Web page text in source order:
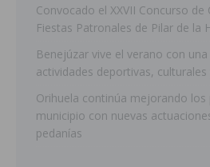
Convocado el XXVII Concurso de
Fiestas Patronales de Pilar de la
Benejúzar vive el verano con
actividades deportivas,
Orihuela continúa mejorando los
municipio con nuevas
pedanías